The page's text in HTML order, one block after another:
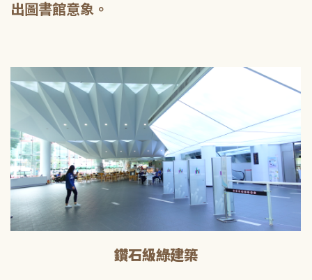
出圖書館意象。
鑽石級綠建築